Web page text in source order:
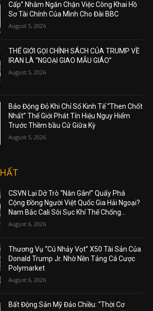
Cấp” Nhằm Ngăn Chặn Việc Công Khai Hồ
Sơ Tài Chính Của Mình Cho Đài BBC
August 5, 2026
THẾ GIỚI GỌI CHÍNH SÁCH CỦA TRUMP VỀ
IRAN LÀ “NGOẠI GIAO MẪU GIÁO”
August 5, 2026
Báo Động Đỏ Khi Chỉ Số Kinh Tế “Then Chốt
Nhất” Thế Giới Phát Tín Hiệu Nguy Hiểm
Trước Thềm bầu Cử Giữa Kỳ
August 5, 2026
CSVN Lại Dở Trò “Nắn Gân!” Quấy Phá
Cộng Đồng Người Việt Quốc Gia Hải Ngoại?
Nam Bắc Cali Sôi Sục Khí Thế Chống...
August 6, 2026
Thương Vụ “Cú Nhảy Vọt” X50 Tài Sản Của
Donald Trump Jr. Nhờ Nền Tảng Cá Cược
Polymarket
August 6, 2026
Bất Động Sản Mỹ Đảo Chiều: “Thời Cơ